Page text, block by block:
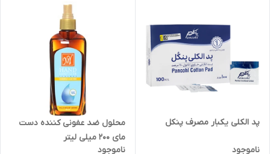
پد الکلی یکبار مصرف پنکل
ناموجود
محلول ضد عفونی کننده دست
مای 200 میلی لیتر
ناموجود